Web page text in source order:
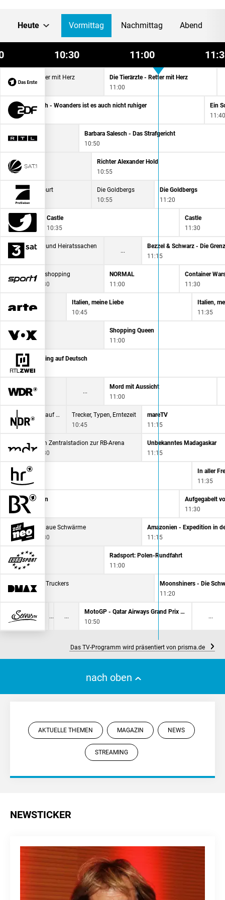
Heute Vormittag Nachmittag Abend
10:30 11:00
Tierärzte - Retter mit Herz
Die Tierärzte - Retter mit Herz
11:00
Bundschuh - Woanders ist es auch nicht ruhiger
Ein
11:40
Barbara Salesch - Das Strafgericht
10:50
Hold
Richter Alexander Hold
10:55
Night Court
10:25
Die Goldbergs
10:55
Die Goldbergs
11:20
Castle
10:35
Castle
11:30
und Heiratssachen
Bezzel & Schwarz - Die
11:15
Teleshopping
10:30
NORMAL
11:00
Container
11:30
Italien, meine Liebe
10:45
Italien,
11:35
Shopping Queen
11:00
Italia - Camping auf Deutsch
Mord mit Aussicht
11:00
Unsere Geschichte - Der Norden auf Super 8
Trecker, Typen, Erntezeit
10:45
mareTV
11:15
Vom Zentralstadion zur RB-Arena
10:30
Unbekanntes Madagaskar
11:15
In aller
11:35
Reise ins Leben
11:30
Schlaue Schwärme
10:30
11:15
Radsport: Polen-Rundfahrt
11:00
Outback Truckers
10:25
11:20
MotoGP - Qatar Airways Grand Prix von Großbritannien
10:50
Das TV-Programm wird präsentiert von prisma.de
nach oben
AKTUELLE THEMEN MAGAZIN NEWS
STREAMING
NEWSTICKER